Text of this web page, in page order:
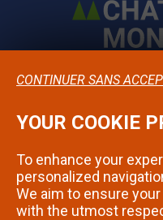
YOUR COOKIE
To enhance your
personalized
We aim to ensure
with the utmost
CONTINUER SANS